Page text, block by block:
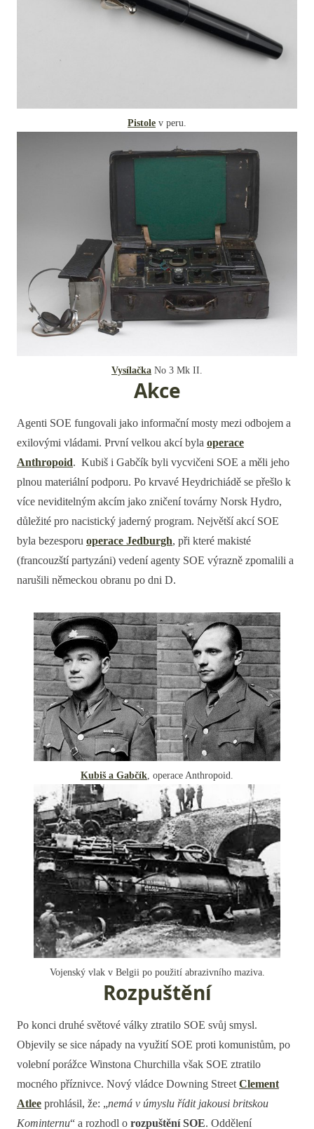
Pistole v peru.
Vysílačka No 3 Mk II.
Akce
Agenti SOE fungovali jako informační mosty mezi odbojem a
exilovými vládami. První velkou akcí byla operace
Anthropoid. Kubiš i Gabčík byli vycvičeni SOE a měli jeho
plnou materiální podporu. Po krvavé Heydrichiádě se přešlo k
více neviditelným akcím jako zničení továrny Norsk Hydro,
důležité pro nacistický jaderný program. Největší akcí SOE
byla bezesporu operace Jedburgh, při které makisté
(francouzští partyzáni) vedení agenty SOE výrazně zpomalili a
narušili německou obranu po dni D.
Kubiš a Gabčík , operace Anthropoid.
Vojenský vlak v Belgii po použití abrazivního maziva.
Rozpuštění
Po konci druhé světové války ztratilo SOE svůj smysl.
Objevily se sice nápady na využití SOE proti komunistům, po
volební porážce Winstona Churchilla však SOE ztratilo
mocného příznivce. Nový vládce Downing Street Clement
Atlee prohlásil, že: „nemá v úmyslu řídit jakousi britskou
Kominternu“ a rozhodl o rozpuštění SOE. Oddělení